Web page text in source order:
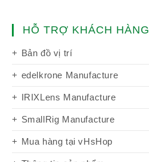
HỖ TRỢ KHÁCH HÀNG
Bản đồ vị trí
edelkrone Manufacture
IRIXLens Manufacture
SmallRig Manufacture
Mua hàng tại vHsHop